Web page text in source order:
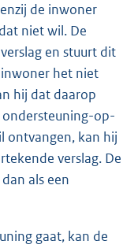
de inwoner
niet wil. De
en stuurt dit
het niet
hij dat daarop
ondersteuning-op-
ontvangen, kan hij
verslag. De
als een
gaat, kan de